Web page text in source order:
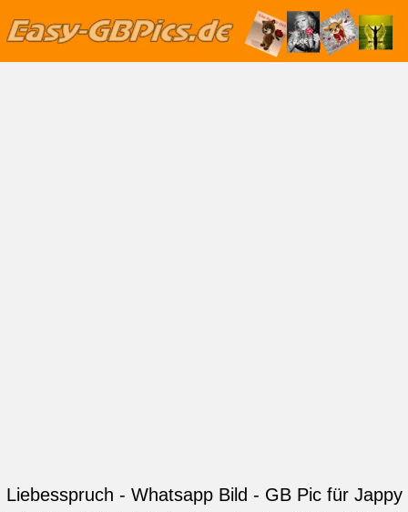
Liebesspruch - Whatsapp Bild - GB Pic für Jappy